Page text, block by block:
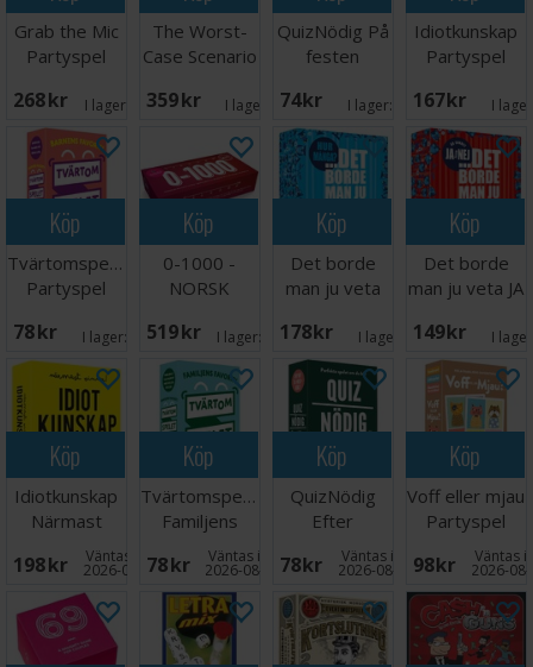
Grab the Mic
Partyspel
268 SEK I lager: 20+
The Worst-
Case Scenario
359 SEK I lager:
QuizNödig På
festen
74 SEK I lager:
Idiotkunskap
Partyspel
167 SEK I
Köp
Tvärtomspelet
Partyspel
78 SEK I lager:
Köp
0-1000 -
NORSK
519 SEK I lager: 20+
Köp
Det borde
man ju veta
178 SEK I lager:
Köp
Det borde
man ju veta JA
149 SEK I
Köp
Idiotkunskap
Närmast
vinner
Partyspel
198 SEK Väntas in:
2026-08-28
Köp
Tvärtomspelet
Familjens
favorit
78 SEK Väntas in:
2026-08-28
Köp
QuizNödig
Efter
middagen
Partyspel
78 SEK Väntas in:
2026-08-28
Köp
Voff eller mjau
Partyspel
98 SEK Väntas
2026-